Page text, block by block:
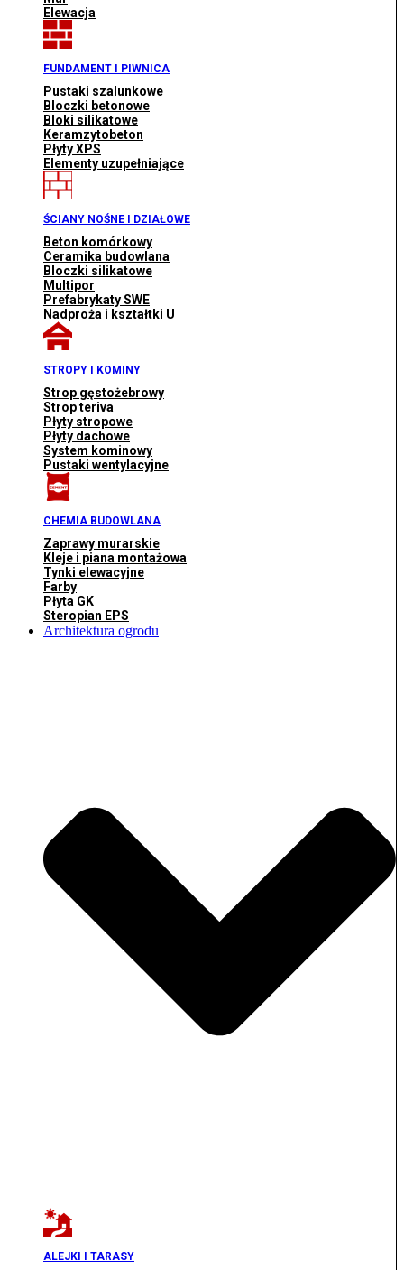
Elewacja
FUNDAMENT I PIWNICA
Pustaki szalunkowe
Bloczki betonowe
Bloki silikatowe
Keramzytobeton
Płyty XPS
Elementy uzupełniające
ŚCIANY NOŚNE I DZIAŁOWE
Beton komórkowy
Ceramika budowlana
Bloczki silikatowe
Multipor
Prefabrykaty SWE
Nadproża i kształtki U
STROPY I KOMINY
Strop gęstożebrowy
Strop teriva
Płyty stropowe
Płyty dachowe
System kominowy
Pustaki wentylacyjne
CHEMIA BUDOWLANA
Zaprawy murarskie
Kleje i piana montażowa
Tynki elewacyjne
Farby
Płyta GK
Steropian EPS
Architektura ogrodu
ALEJKI I TARASY